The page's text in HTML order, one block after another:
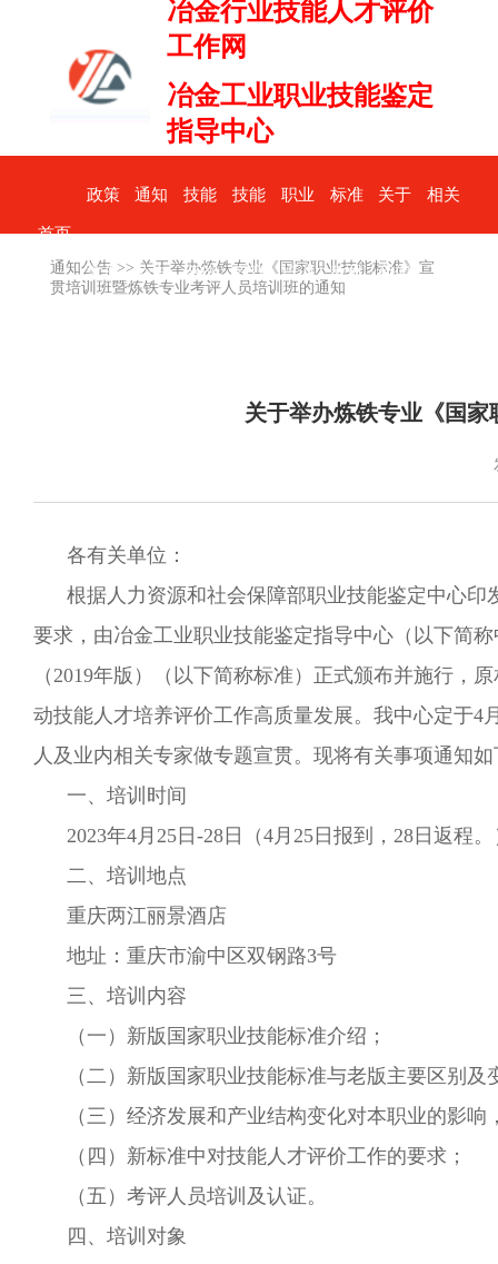
冶金行业技能人才评价
工作网
冶金工业职业技能鉴定
指导中心
首页
政策
文件
通知
公告
技能
评价
技能
竞赛
职业
培训
标准
教材
关于
我们
相关
下载
通知公告 >> 关于举办炼铁专业《国家职业技能标准》宣
贯培训班暨炼铁专业考评人员培训班的通知
关于举办炼铁专业《国
各有关单位：
根据人力资源和社会保障部职业技能鉴定中心
要求，由冶金工业职业技能鉴定指导中心（以下简
（2019年版）（以下简称标准）正式颁布并施行，
动技能人才培养评价工作高质量发展。我中心定于
人及业内相关专家做专题宣贯。现将有关事项通知
一、培训时间
2023年4月25日-28日（4月25日报到，28日返程
二、培训地点
重庆两江丽景酒店
地址：重庆市渝中区双钢路3号
三、培训内容
（一）新版国家职业技能标准介绍；
（二）新版国家职业技能标准与老版主要区别及
（三）经济发展和产业结构变化对本职业的影
（四）新标准中对技能人才评价工作的要求；
（五）考评人员培训及认证。
四、培训对象